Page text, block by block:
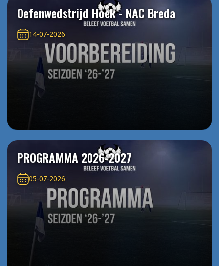
Oefenwedstrijd Hoek - NAC Breda
14-07-2026
PROGRAMMA 2026-2027
05-07-2026